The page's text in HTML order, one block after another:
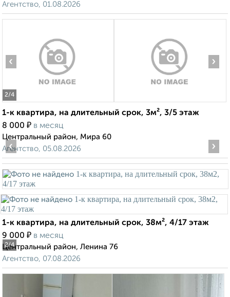
Агентство, 01.08.2026
2/4
‹ ›
1-к квартира, на длительный срок, 3м², 3/5 этаж
8 000 ₽ в месяц
Центральный район, Мира 60
Агентство, 05.08.2026
2/4
‹ ›
1-к квартира, на длительный срок, 38м², 4/17 этаж
9 000 ₽ в месяц
Центральный район, Ленина 76
Агентство, 07.08.2026